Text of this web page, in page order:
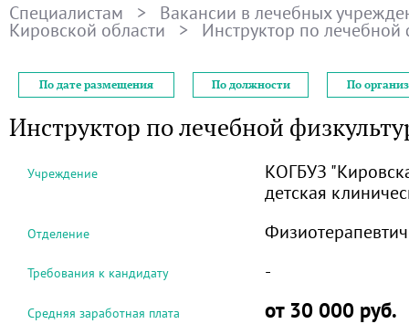
Специалистам > Вакансии в лечебных
Кировской области > Инструктор по лечебной
По дате размещения По должности По
Инструктор по лечебной
Учреждение
КОГБУЗ
детская
Отделение
Требования к кандидату -
Средняя заработная плата от 30 000 руб.